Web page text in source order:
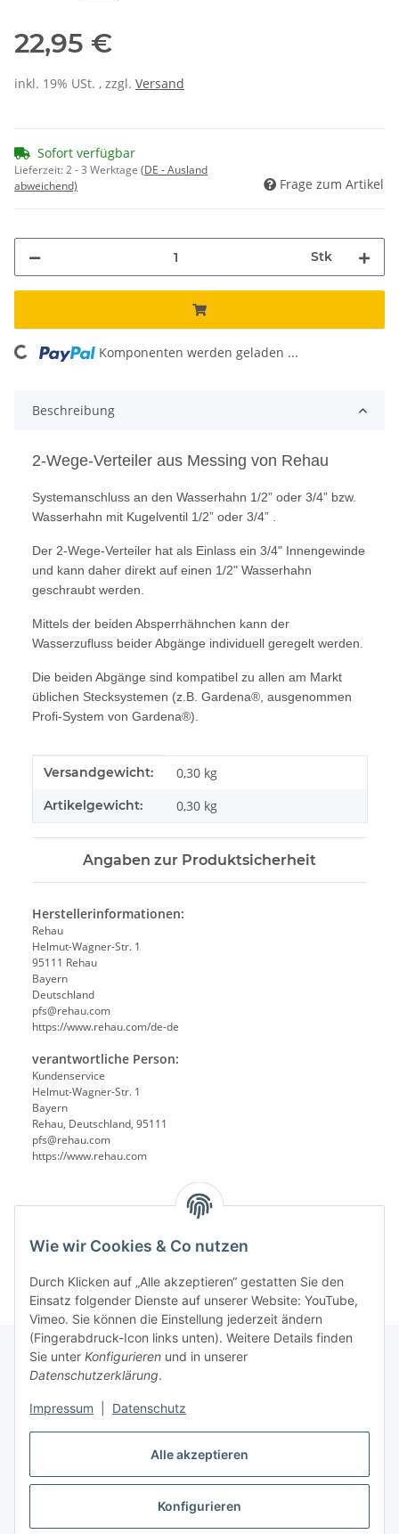
Alle akzeptieren
Konfigurieren
Wie wir Cookies & Co nutzen
Durch Klicken auf „Alle akzeptieren“ gestatten Sie den
Einsatz folgender Dienste auf unserer Website: YouTube,
Vimeo. Sie können die Einstellung jederzeit ändern
(Fingerabdruck-Icon links unten). Weitere Details finden
Sie unter Konfigurieren und in unserer
Datenschutzerklärung.
Impressum Datenschutz
22,95 €
inkl. 19% USt. , zzgl. Versand
Sofort verfügbar
Lieferzeit:2 - 3 Werktage (DE - Ausland
abweichend)
Frage zum Artikel
Stk
Loading... Komponenten werden geladen ...
Beschreibung
2-Wege-Verteiler aus Messing von Rehau
Systemanschluss an den Wasserhahn 1/2” oder 3/4” bzw.
Wasserhahn mit Kugelventil 1/2” oder 3/4” .
Der 2-Wege-Verteiler hat als Einlass ein 3/4" Innengewinde
und kann daher direkt auf einen 1/2" Wasserhahn
geschraubt werden.
Mittels der beiden Absperrhähnchen kann der
Wasserzufluss beider Abgänge individuell geregelt werden.
Die beiden Abgänge sind kompatibel zu allen am Markt
üblichen Stecksystemen (z.B. Gardena®, ausgenommen
Profi-System von Gardena®).
Produkteigenschaft
Wert
Versandgewicht: 0,30 kg
Artikelgewicht: 0,30 kg
Angaben zur Produktsicherheit
Herstellerinformationen:
Rehau
Helmut-Wagner-Str. 1
95111 Rehau
Bayern
Deutschland
pfs@rehau.com
https://www.rehau.com/de-de
verantwortliche Person:
Kundenservice
Helmut-Wagner-Str. 1
Bayern
Rehau, Deutschland, 95111
pfs@rehau.com
https://www.rehau.com
Gesetzliche Informationen
Vertrag widerrufen